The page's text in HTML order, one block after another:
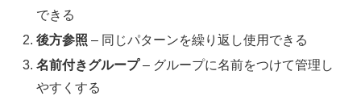
できる
後方参照 – 同じパターンを繰り返し使用できる
名前付きグループ– グループに名前をつけて管理し
やすくする